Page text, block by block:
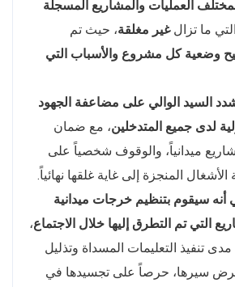
العمليات والمشاريع المسجلة
ما تزالغير مغلقة، حيث تم
وضعية كل مشروع والأسباب التي
السيد الوالي على مضاعفة الجهود
لدى جميع المتدخلين، مع ضمان
ميدانياً، والوقوف شخصياً على
المنجزة إلى غاية غلقها نهائياً.
أنه سيقوم بتنظيم خرجات ميدانية
التي تم التطرق إليها خلال الاجتماع،
تنفيذ التعليمات المسداة وتذليل
سيرها، حرصاً على تجسيدها في